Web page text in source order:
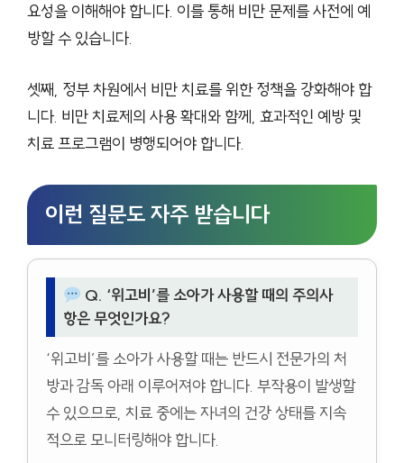
요성을 이해해야 합니다. 이를 통해 비만 문제를 사전에 예
방할 수 있습니다.
셋째, 정부 차원에서 비만 치료를 위한 정책을 강화해야 합
니다. 비만 치료제의 사용 확대와 함께, 효과적인 예방 및
치료 프로그램이 병행되어야 합니다.
이런 질문도 자주 받습니다
Q. ‘위고비’를 소아가 사용할 때의 주의사
항은 무엇인가요?
‘위고비’를 소아가 사용할 때는 반드시 전문가의 처
방과 감독 아래 이루어져야 합니다. 부작용이 발생할
수 있으므로, 치료 중에는 자녀의 건강 상태를 지속
적으로 모니터링해야 합니다.